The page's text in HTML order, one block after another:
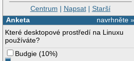
Centrum | Napsat| Starší
navrhněte »
Anketa
Které desktopové prostředí na Linuxu
používáte?
Budgie (10%)